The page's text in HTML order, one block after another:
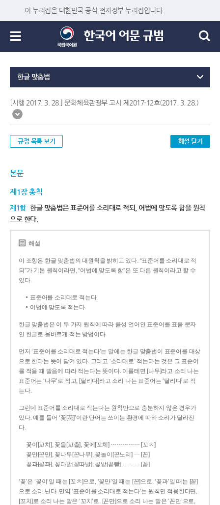
이 누리집은 대한민국 공식 전자정부 누리집입니다.
한글 맞춤법
[시행 2017. 3. 28.] 문화체육관광부 고시 제2017-12호(2017. 3. 28.)
규정 목록 보기 해설 닫기
본문
제1장 총칙
제1항 한글 맞춤법은 표준어를 소리대로 적되, 어법에 맞도록 함을 원칙
으로 한다.
해설
이 조항은 한글 맞춤법의 대원칙을 밝히고 있다. “표준어를 소리대로 적
되”가 기본 원칙이라면, “어법에 맞도록 함”은 또 다른 원칙이라고 할 수
있다.
표준어를 소리대로 적는다.
어법에 맞도록 적는다.
한글 맞춤법은 이 두 가지 원칙에 따라 음성 언어인 표준어를 표음 문자
인 한글로 올바르게 적는 방법이다.
먼저 ‘표준어를 소리대로 적는다’는 말에는 한글 맞춤법이 표준어를 대상
으로 한다는 뜻이 담겨 있다. 그리고 ‘소리대로’ 적는다는 것은 그 표준어
를 적을 때 발음에 따라 적는다는 뜻이다. 이를테면 [나무]라고 소리 나는
표준어는 ‘나무’로 적고, [달리다]라고 소리 나는 표준어는 ‘달리다’로 적
는다.
그런데 표준어를 소리대로 적는다는 원칙만으로 충분하지 않은 경우가
있다. 예를 들어 ‘꽃[花]’이란 단어는 쓰이는 환경에 따라 소리가 달라진
다.
꽃이[꼬치], 꽃을[꼬츨], 꽃에[꼬체] …………… [꼬ㅊ]
꽃만[꼰만], 꽃나무[꼰나무], 꽃놀이[꼰노리] … [꼰]
꽃과[꼳꽈], 꽃다발[꼳따발], 꽃밭[꼳빧] ……… [꼳]
‘꽃’은 ‘꽃이’일 때는 [꼬ㅊ]으로, ‘꽃만’일 때는 [꼰]으로, ‘꽃과’일 때는 [꼳]
으로 소리 난다. 만약 ‘표준어를 소리대로 적는다’는 원칙만 적용한다면,
[꼬치]로 소리 나는 말은 ‘꼬치’로, [꼰만]으로 소리 나는 말은 ‘꼰만’으로,